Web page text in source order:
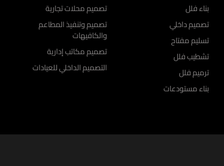
بناء فلل
تصميم داخلي
تسليم مفتاح
تشطيب فلل
ترميم فلل
بناء مستودعات
تصميم محلات تجارية
تصميم وتنفيذ المطاعم
والكافيهات
تصميم مكاتب إدارية
التصميم الداخلي للعيادات